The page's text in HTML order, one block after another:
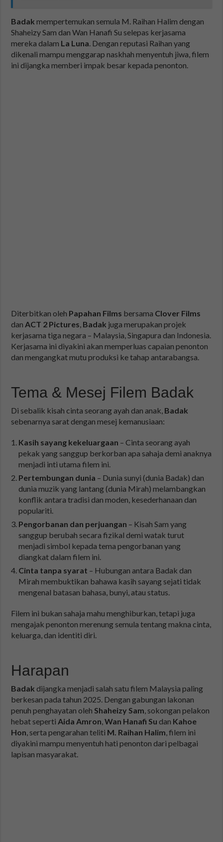
Badak mempertemukan semula M. Raihan Halim dengan
Shaheizy Sam dan Wan Hanafi Su selepas kerjasama
mereka dalam La Luna. Dengan reputasi Raihan yang
dikenali mampu menggarap naskhah menyentuh jiwa, filem
ini dijangka memberi impak besar kepada penonton.
Diterbitkan oleh Papahan Films bersama Clover Films
danACT 2 Pictures, Badak juga merupakan projek
kerjasama tiga negara – Malaysia, Singapura dan Indonesia.
Kerjasama ini diyakini akan memperluas capaian penonton
dan mengangkat mutu produksi ke tahap antarabangsa.
Tema & Mesej Filem Badak
Di sebalik kisah cinta seorang ayah dan anak, Badak
sebenarnya sarat dengan mesej kemanusiaan:
Kasih sayang kekeluargaan – Cinta seorang ayah
pekak yang sanggup berkorban apa sahaja demi anaknya
menjadi inti utama filem ini.
Pertembungan dunia – Dunia sunyi (dunia Badak) dan
dunia muzik yang lantang (dunia Mirah) melambangkan
konflik antara tradisi dan moden, kesederhanaan dan
populariti.
Pengorbanan dan perjuangan – Kisah Sam yang
sanggup berubah secara fizikal demi watak turut
menjadi simbol kepada tema pengorbanan yang
diangkat dalam filem ini.
Cinta tanpa syarat – Hubungan antara Badak dan
Mirah membuktikan bahawa kasih sayang sejati tidak
mengenal batasan bahasa, bunyi, atau status.
Filem ini bukan sahaja mahu menghiburkan, tetapi juga
mengajak penonton merenung semula tentang makna cinta,
keluarga, dan identiti diri.
Harapan
Badak dijangka menjadi salah satu filem Malaysia paling
berkesan pada tahun 2025. Dengan gabungan lakonan
penuh penghayatan oleh Shaheizy Sam, sokongan pelakon
hebat sepertiAida Amron,Wan Hanafi Su dan Kahoe
Hon, serta pengarahan teliti M. Raihan Halim, filem ini
diyakini mampu menyentuh hati penonton dari pelbagai
lapisan masyarakat.